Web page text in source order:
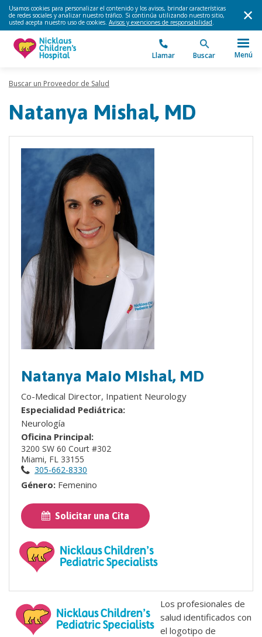
Usamos cookies para personalizar el contenido y los avisos, brindar características
de redes sociales y analizar nuestro tráfico. Si continúa utilizando nuestro sitio,
usted acepta nuestro uso de cookies. Avisos y exenciones de responsabilidad.
Llamar Buscar Menú
Buscar un Proveedor de Salud
Natanya Mishal, MD
Natanya Maio Mishal, MD
Co-Medical Director, Inpatient Neurology
Especialidad Pediátrica:
Neurología
Oficina Principal:
3200 SW 60 Court #302
Miami, FL 33155
305-662-8330
Género: Femenino
Solicitar una Cita
Los profesionales de
salud identificados con
el logotipo de